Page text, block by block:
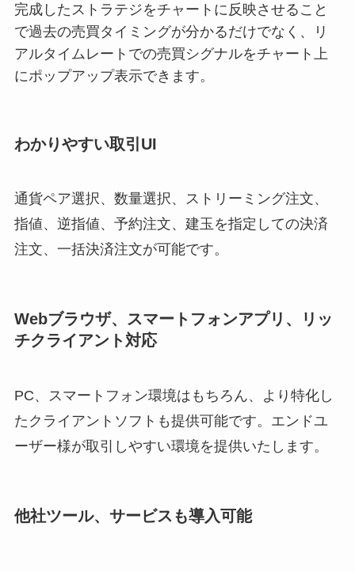
完成したストラテジをチャートに反映させること
で過去の売買タイミングが分かるだけでなく、リ
アルタイムレートでの売買シグナルをチャート上
にポップアップ表示できます。
わかりやすい取引UI
通貨ペア選択、数量選択、ストリーミング注文、
指値、逆指値、予約注文、建玉を指定しての決済
注文、一括決済注文が可能です。
Webブラウザ、スマートフォンアプリ、リッ
チクライアント対応
PC、スマートフォン環境はもちろん、より特化し
たクライアントソフトも提供可能です。エンドユ
ーザー様が取引しやすい環境を提供いたします。
他社ツール、サービスも導入可能